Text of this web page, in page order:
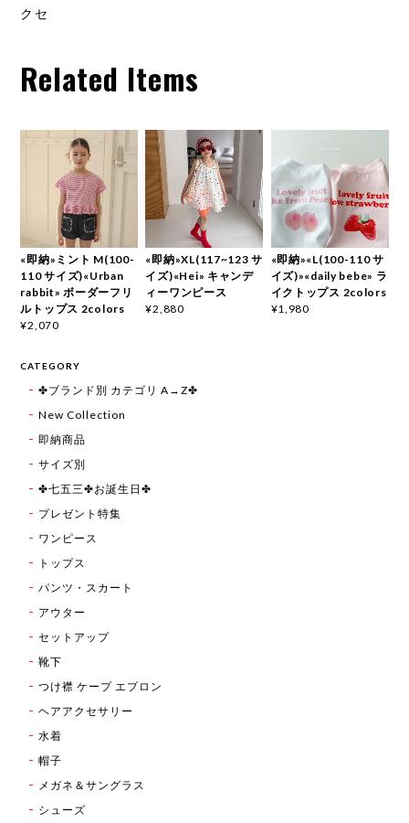
クセ
Related Items
«即納»ミント M(100-
110 サイズ)«Urban
rabbit» ボーダーフリ
ルトップス 2colors
¥2,070
«即納»XL(117~123 サ
イズ)«Hei» キャンデ
ィーワンピース
¥2,880
«即納»«L(100-110 サ
イズ)»«daily bebe» ラ
イクトップス 2colors
¥1,980
CATEGORY
✤ブランド別 カテゴリ A→Z✤
New Collection
即納商品
サイズ別
✤七五三✤お誕生日✤
プレゼント特集
ワンピース
トップス
パンツ・スカート
アウター
セットアップ
靴下
つけ襟 ケープ エプロン
ヘアアクセサリー
水着
帽子
メガネ＆サングラス
シューズ